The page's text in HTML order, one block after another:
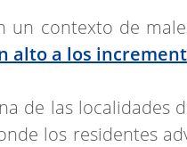
un contexto de
alto a los
de las localidades
los residentes